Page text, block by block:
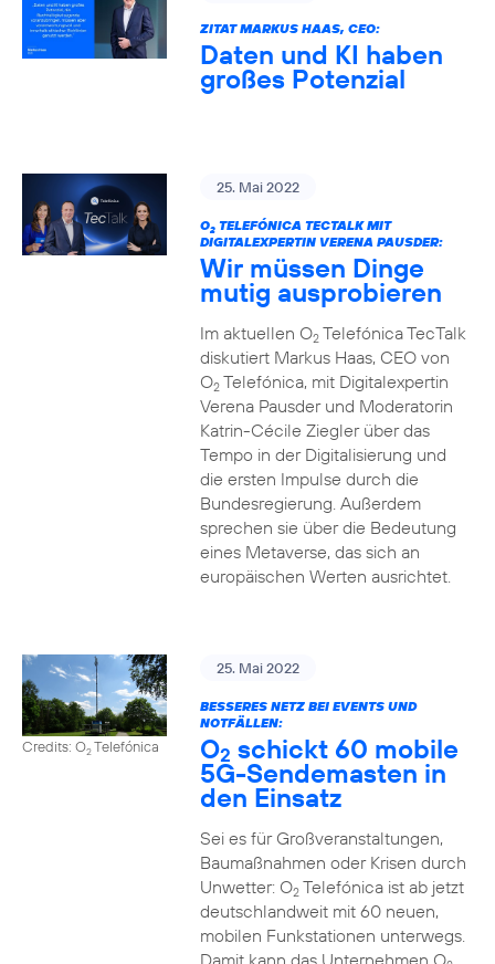
ZITAT MARKUS HAAS, CEO:
Daten und KI haben
großes Potenzial
25. Mai 2022
O2TELEFÓNICA TECTALK MIT
DIGITALEXPERTIN VERENA PAUSDER:
Wir müssen Dinge
mutig ausprobieren
Im aktuellen O2Telefónica TecTalk
diskutiert Markus Haas, CEO von
O2Telefónica, mit Digitalexpertin
Verena Pausder und Moderatorin
Katrin-Cécile Ziegler über das
Tempo in der Digitalisierung und
die ersten Impulse durch die
Bundesregierung. Außerdem
sprechen sie über die Bedeutung
eines Metaverse, das sich an
europäischen Werten ausrichtet.
Credits: O2Telefónica
25. Mai 2022
BESSERES NETZ BEI EVENTS UND
NOTFÄLLEN:
O2 schickt 60 mobile
5G-Sendemasten in
den Einsatz
Sei es für Großveranstaltungen,
Baumaßnahmen oder Krisen durch
Unwetter: O2Telefónica ist ab jetzt
deutschlandweit mit 60 neuen,
mobilen Funkstationen unterwegs.
Damit kann das Unternehmen O